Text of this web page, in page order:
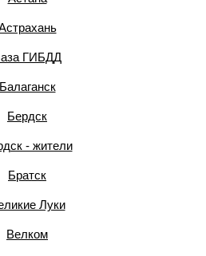
ГИБДД
Балаганск
Бердск
- жители
Братск
Луки
Велком